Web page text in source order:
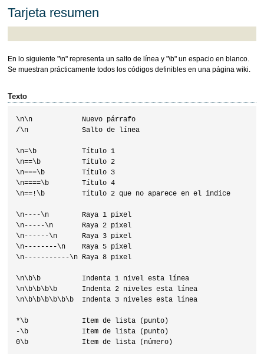
Tarjeta resumen
En lo siguiente "\n" representa un salto de línea y "\b" un espacio en blanco.
Se muestran prácticamente todos los códigos definibles en una página wiki.
Texto
\n\n            Nuevo párrafo
/\n             Salto de línea
\n=\b           Título 1
\n==\b          Título 2
\n===\b         Título 3
\n====\b        Título 4
\n==!\b         Título 2 que no aparece en el indice
\n----\n        Raya 1 pixel
\n-----\n       Raya 2 pixel
\n------\n      Raya 3 pixel
\n--------\n    Raya 5 pixel
\n-----------\n Raya 8 pixel
\n\b\b          Indenta 1 nivel esta línea
\n\b\b\b\b      Indenta 2 niveles esta línea
\n\b\b\b\b\b\b  Indenta 3 niveles esta línea
*\b             Item de lista (punto)
-\b             Item de lista (punto)
0\b             Item de lista (número)